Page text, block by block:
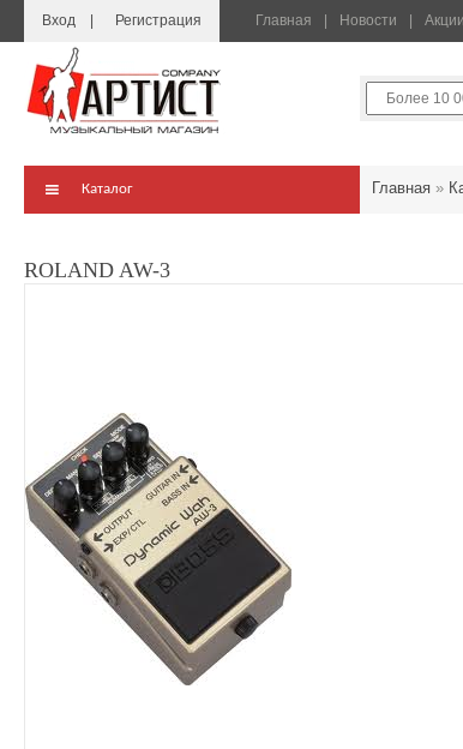
Вход Регистрация Главная Новости Акции
Каталог Главная »
ROLAND AW-3